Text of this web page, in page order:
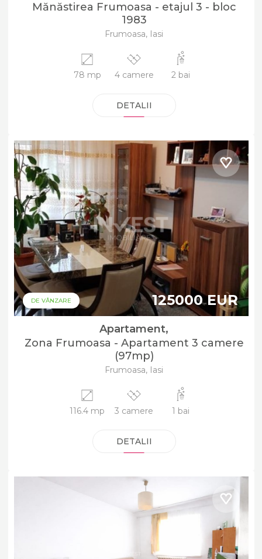
Mănăstirea Frumoasa - etajul 3 - bloc
1983
Frumoasa, Iasi
78 mp 4 camere 2 bai
DETALII
DE VÂNZARE 125000 EUR
Apartament,
Zona Frumoasa - Apartament 3 camere
(97mp)
Frumoasa, Iasi
116.4 mp 3 camere 1 bai
DETALII